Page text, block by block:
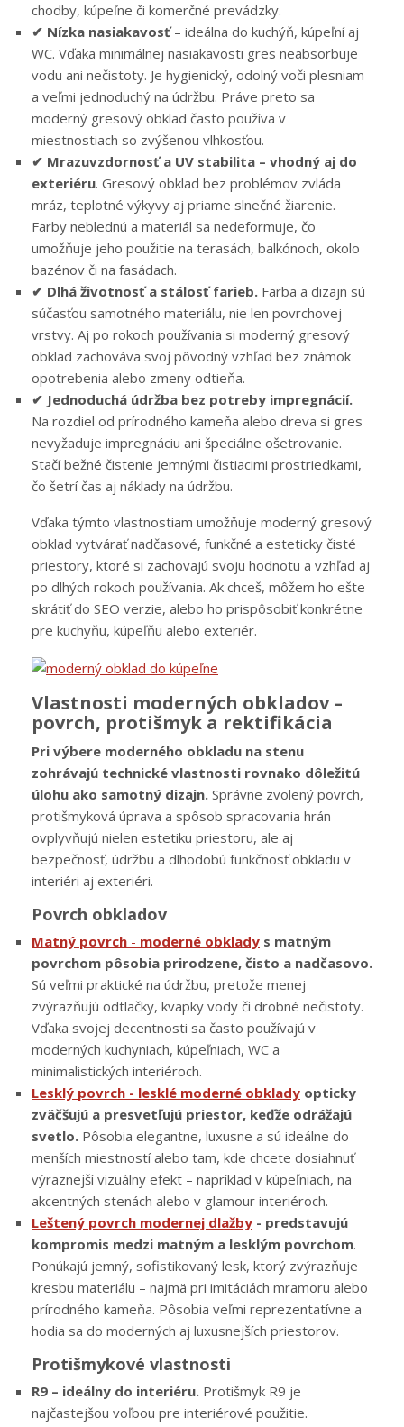
chodby, kúpeľne či komerčné prevádzky.
✔ Nízka nasiakavosť– ideálna do kuchýň, kúpeľní aj
WC. Vďaka minimálnej nasiakavosti gres neabsorbuje
vodu ani nečistoty. Je hygienický, odolný voči plesniam
a veľmi jednoduchý na údržbu. Práve preto sa
moderný gresový obklad často používa v
miestnostiach so zvýšenou vlhkosťou.
✔ Mrazuvzdornosť a UV stabilita – vhodný aj do
exteriéru. Gresový obklad bez problémov zvláda
mráz, teplotné výkyvy aj priame slnečné žiarenie.
Farby neblednú a materiál sa nedeformuje, čo
umožňuje jeho použitie na terasách, balkónoch, okolo
bazénov či na fasádach.
✔ Dlhá životnosť a stálosť farieb. Farba a dizajn sú
súčasťou samotného materiálu, nie len povrchovej
vrstvy. Aj po rokoch používania si moderný gresový
obklad zachováva svoj pôvodný vzhľad bez známok
opotrebenia alebo zmeny odtieňa.
✔ Jednoduchá údržba bez potreby impregnácií.
Na rozdiel od prírodného kameňa alebo dreva si gres
nevyžaduje impregnáciu ani špeciálne ošetrovanie.
Stačí bežné čistenie jemnými čistiacimi prostriedkami,
čo šetrí čas aj náklady na údržbu.
Vďaka týmto vlastnostiam umožňuje moderný gresový
obklad vytvárať nadčasové, funkčné a esteticky čisté
priestory, ktoré si zachovajú svoju hodnotu a vzhľad aj
po dlhých rokoch používania. Ak chceš, môžem ho ešte
skrátiť do SEO verzie, alebo ho prispôsobiť konkrétne
pre kuchyňu, kúpeľňu alebo exteriér.
Vlastnosti moderných obkladov –
povrch, protišmyk a rektifikácia
Pri výbere moderného obkladu na stenu
zohrávajú technické vlastnosti rovnako dôležitú
úlohu ako samotný dizajn. Správne zvolený povrch,
protišmyková úprava a spôsob spracovania hrán
ovplyvňujú nielen estetiku priestoru, ale aj
bezpečnosť, údržbu a dlhodobú funkčnosť obkladu v
interiéri aj exteriéri.
Povrch obkladov
Matný povrch - moderné obklady s matným
povrchom pôsobia prirodzene, čisto a nadčasovo.
Sú veľmi praktické na údržbu, pretože menej
zvýrazňujú odtlačky, kvapky vody či drobné nečistoty.
Vďaka svojej decentnosti sa často používajú v
moderných kuchyniach, kúpeľniach, WC a
minimalistických interiéroch.
Lesklý povrch - lesklé moderné obklady opticky
zväčšujú a presvetľujú priestor, keďže odrážajú
svetlo. Pôsobia elegantne, luxusne a sú ideálne do
menších miestností alebo tam, kde chcete dosiahnuť
výraznejší vizuálny efekt – napríklad v kúpeľniach, na
akcentných stenách alebo v glamour interiéroch.
Leštený povrch modernej dlažby - predstavujú
kompromis medzi matným a lesklým povrchom.
Ponúkajú jemný, sofistikovaný lesk, ktorý zvýrazňuje
kresbu materiálu – najmä pri imitáciách mramoru alebo
prírodného kameňa. Pôsobia veľmi reprezentatívne a
hodia sa do moderných aj luxusnejších priestorov.
Protišmykové vlastnosti
R9 – ideálny do interiéru. Protišmyk R9 je
najčastejšou voľbou pre interiérové použitie.